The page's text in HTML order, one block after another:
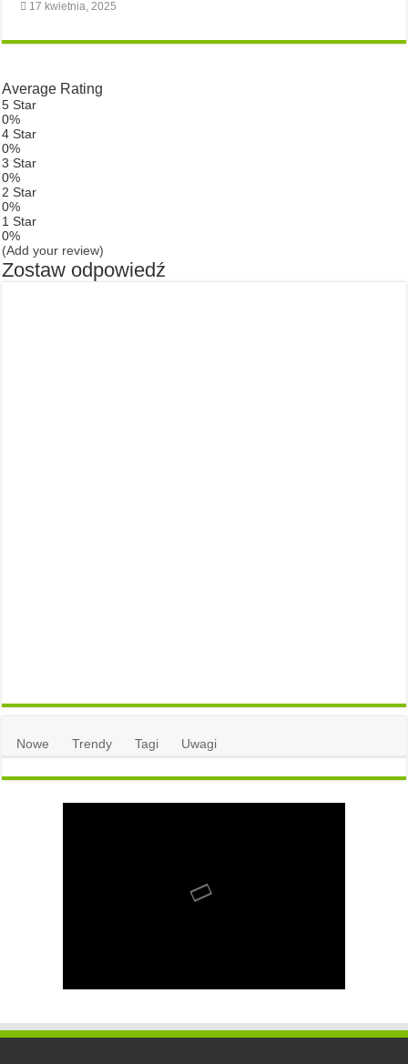
17 kwietnia, 2025
Average Rating
5 Star
0%
4 Star
0%
3 Star
0%
2 Star
0%
1 Star
0%
(Add your review)
Zostaw odpowiedź
Nowe Trendy Tagi Uwagi